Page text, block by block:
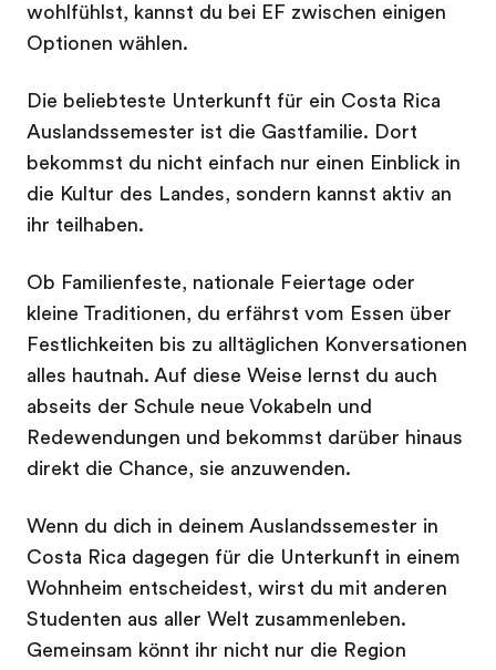
wohlfühlst, kannst du bei EF zwischen einigen
Optionen wählen.
Die beliebteste Unterkunft für ein Costa Rica
Auslandssemester ist die Gastfamilie. Dort
bekommst du nicht einfach nur einen Einblick in
die Kultur des Landes, sondern kannst aktiv an
ihr teilhaben.
Ob Familienfeste, nationale Feiertage oder
kleine Traditionen, du erfährst vom Essen über
Festlichkeiten bis zu alltäglichen Konversationen
alles hautnah. Auf diese Weise lernst du auch
abseits der Schule neue Vokabeln und
Redewendungen und bekommst darüber hinaus
direkt die Chance, sie anzuwenden.
Wenn du dich in deinem Auslandssemester in
Costa Rica dagegen für die Unterkunft in einem
Wohnheim entscheidest, wirst du mit anderen
Studenten aus aller Welt zusammenleben.
Gemeinsam könnt ihr nicht nur die Region